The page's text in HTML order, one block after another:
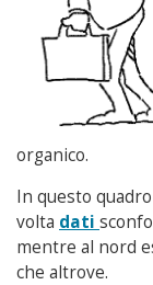
organico.
In questo
volta dati
mentre al nord
che altrove.